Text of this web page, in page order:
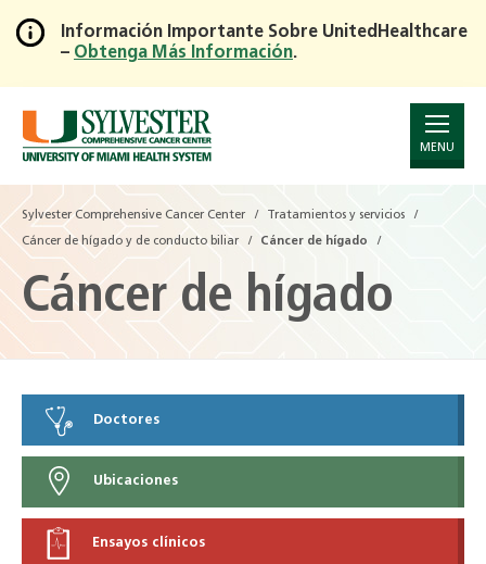
Skip
to
Main
Content
Información Importante Sobre UnitedHealthcare
– Obtenga Más Información.
MENU
Sylvester Comprehensive Cancer Center Tratamientos y servicios
Cáncer de hígado y de conducto biliar Cáncer de hígado
Cáncer de hígado
Doctores
Ubicaciones
Ensayos clínicos